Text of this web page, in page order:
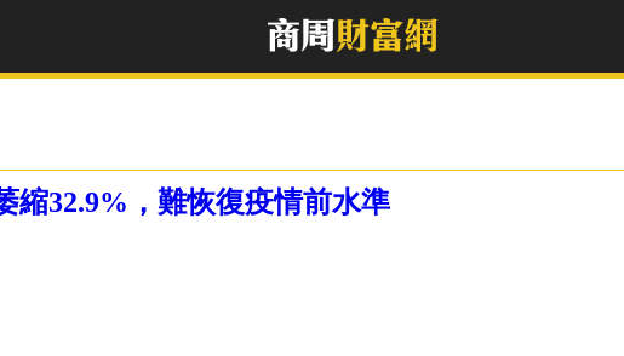
縮32.9%，難恢復疫情前水準